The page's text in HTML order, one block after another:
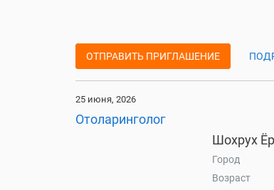
ОТПРАВИТЬ ПРИГЛАШЕНИЕ
25 июня, 2026
Отоларинголог
Шохрух
Город
Возраст